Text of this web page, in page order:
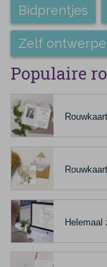
Bidprentjes
Zelf
Populaire
Helemaal